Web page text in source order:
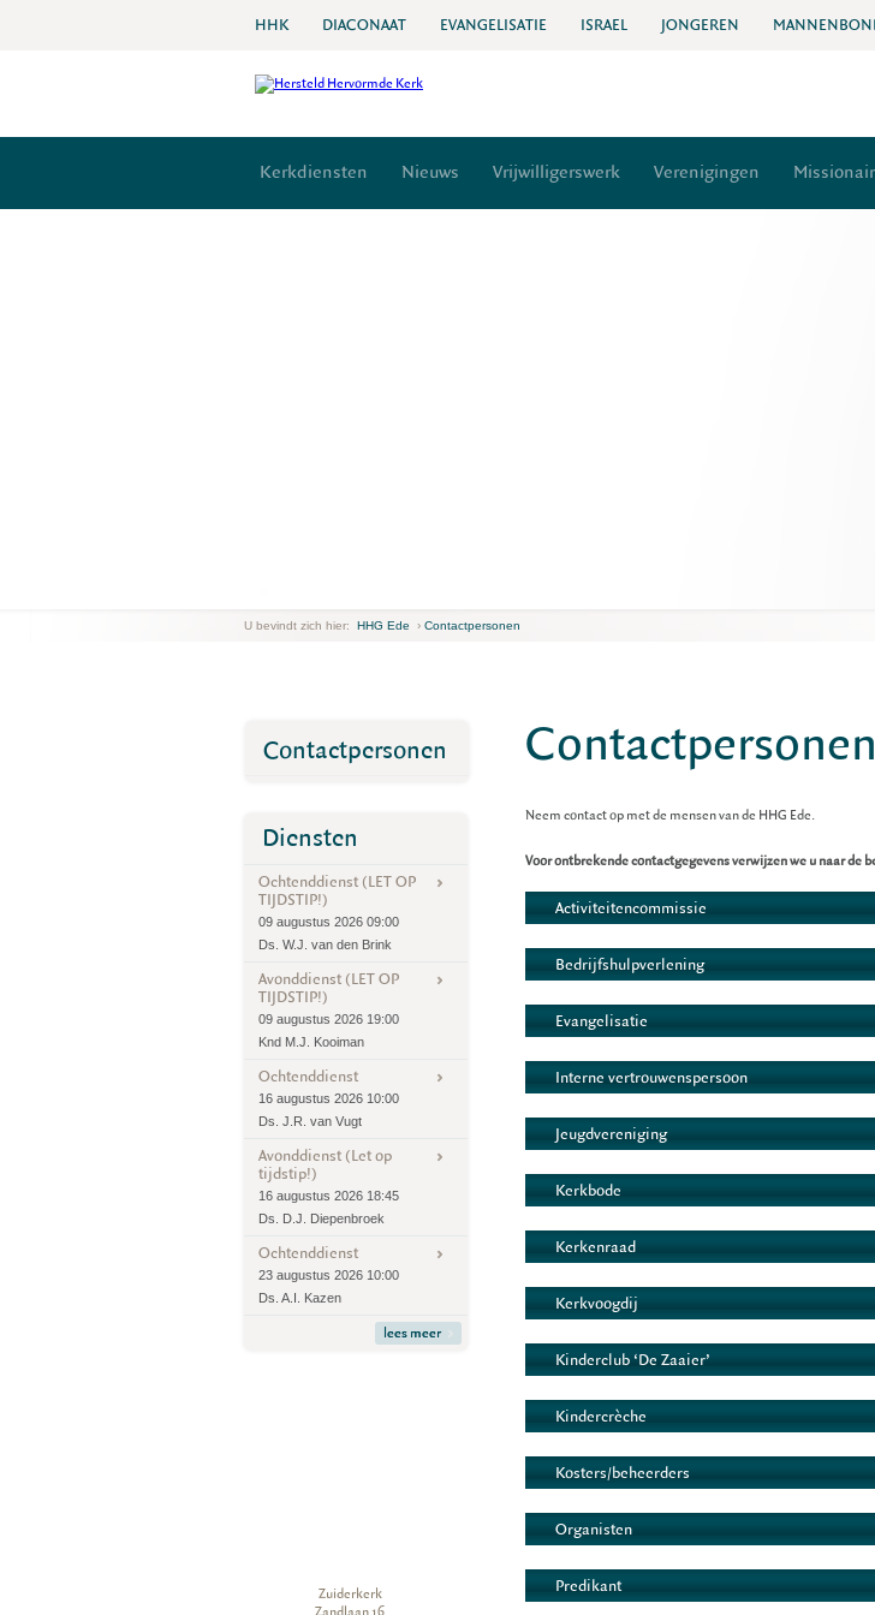
HHK DIACONAAT EVANGELISATIE ISRAEL JONGEREN
Kerkdiensten Nieuws Vrijwilligerswerk Verenigingen Missionair
U bevindt zich hier: HHG Ede › Contactpersonen
Contactpersonen
Neem contact op met de mensen van de HHG Ede.
Voor ontbrekende contactgegevens verwijzen we u naar de
Activiteitencommissie
Bedrijfshulpverlening
Evangelisatie
Interne vertrouwenspersoon
Jeugdvereniging
Kerkbode
Kerkenraad
Kerkvoogdij
Kinderclub ‘De Zaaier’
Kindercrèche
Kosters/beheerders
Organisten
Predikant
Contactpersonen
Diensten
Ochtenddienst (LET OP
TIJDSTIP!)
09 augustus 2026 09:00
Ds. W.J. van den Brink
Avonddienst (LET OP
TIJDSTIP!)
09 augustus 2026 19:00
Knd M.J. Kooiman
Ochtenddienst
16 augustus 2026 10:00
Ds. J.R. van Vugt
Avonddienst (Let op
tijdstip!)
16 augustus 2026 18:45
Ds. D.J. Diepenbroek
Ochtenddienst
23 augustus 2026 10:00
Ds. A.I. Kazen
lees meer
Zuiderkerk